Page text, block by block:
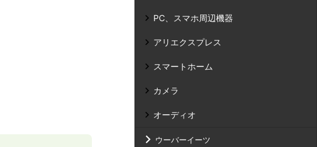
PC、スマホ周辺機器
アリエクスプレス
スマートホーム
カメラ
オーディオ
ウーバーイーツ